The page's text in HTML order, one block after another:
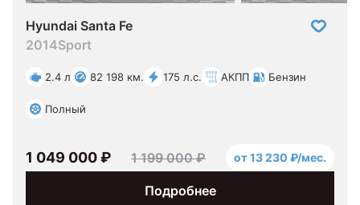
Hyundai Santa Fe
2014Sport
2.4 л 82 198 км. 175 л.с. АКПП Бензин
Полный
Подробнее
1 049 000 ₽ 1 199 000 ₽ от 13 230 ₽/мес.